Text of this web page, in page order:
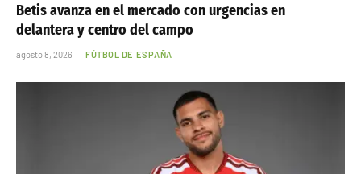
Betis avanza en el mercado con urgencias en
delantera y centro del campo
agosto 8, 2026 FÚTBOL DE ESPAÑA